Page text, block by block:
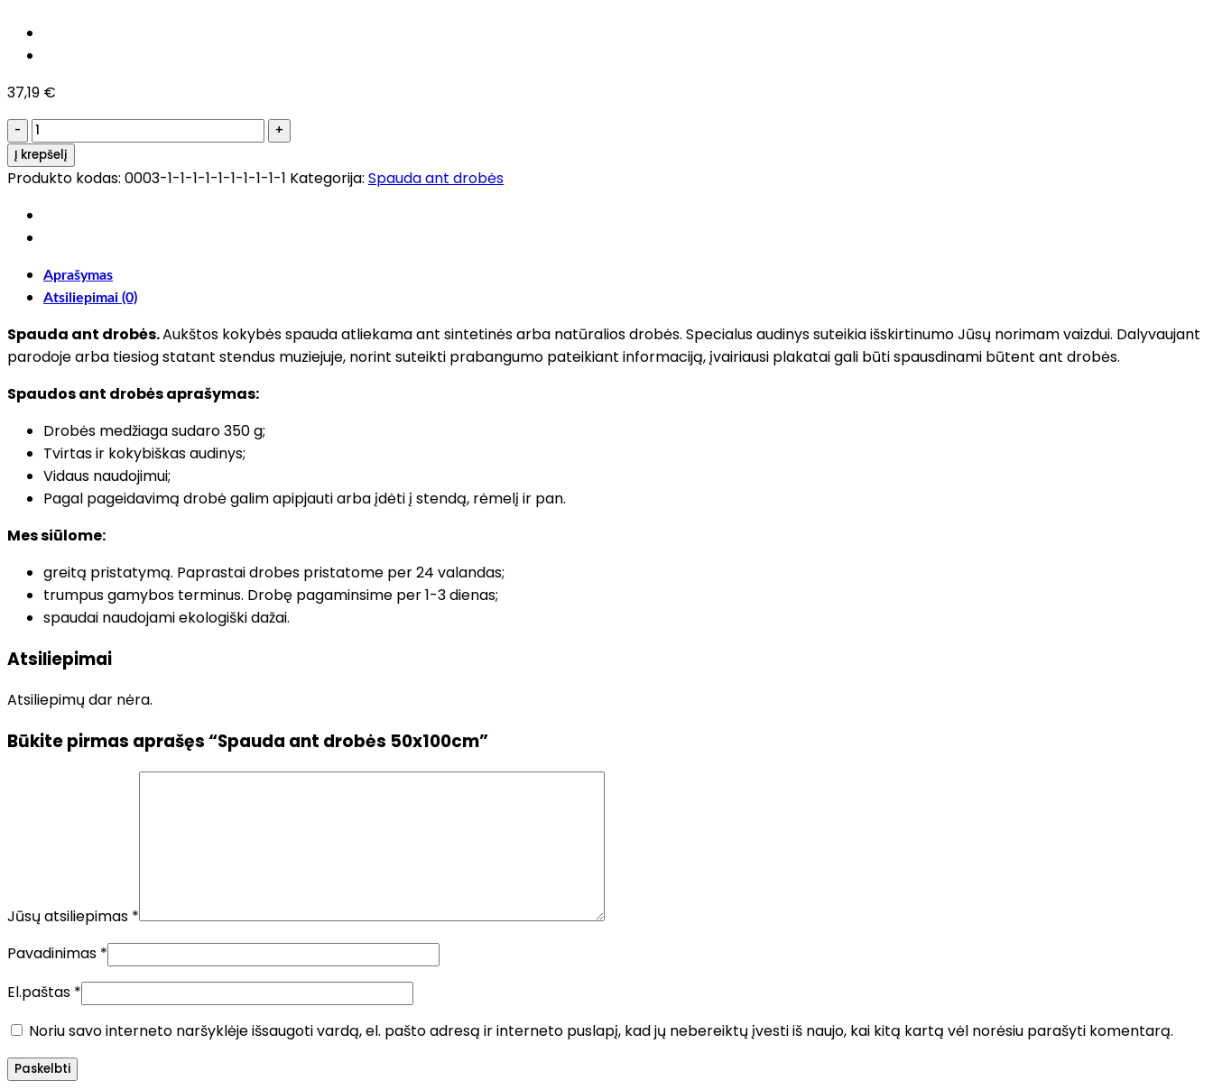
37,19 €
Į krepšelį
Produkto kodas: 0003-1-1-1-1-1-1-1-1-1-1 Kategorija: Spauda ant drobės
Aprašymas
Atsiliepimai (0)
Spauda ant drobės.Aukštos kokybės spauda atliekama ant sintetinės arba natūralios drobės. Specialus audinys suteikia išskirtinumo Jūsų norimam vaizdui. Dalyvaujant
parodoje arba tiesiog statant stendus muziejuje, norint suteikti prabangumo pateikiant informaciją, įvairiausi plakatai gali būti spausdinami būtent ant drobės.
Spaudos ant drobės aprašymas:
Drobės medžiaga sudaro 350 g;
Tvirtas ir kokybiškas audinys;
Vidaus naudojimui;
Pagal pageidavimą drobė galim apipjauti arba įdėti į stendą, rėmelį ir pan.
Mes siūlome:
greitą pristatymą. Paprastai drobes pristatome per 24 valandas;
trumpus gamybos terminus. Drobę pagaminsime per 1-3 dienas;
spaudai naudojami ekologiški dažai.
Atsiliepimai
Atsiliepimų dar nėra.
Būkite pirmas aprašęs “Spauda ant drobės 50x100cm”
Jūsų atsiliepimas *
Pavadinimas *
El.paštas *
Noriu savo interneto naršyklėje išsaugoti vardą, el. pašto adresą ir interneto puslapį, kad jų nebereiktų įvesti iš naujo, kai kitą kartą vėl norėsiu parašyti komentarą.